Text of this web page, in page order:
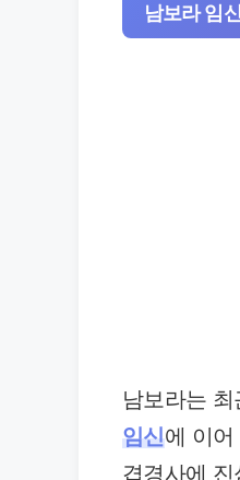
남보라 임
남보라는
임신에 이어
겹경사에